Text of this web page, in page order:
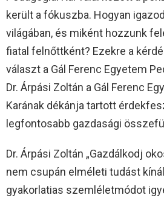
került a fókuszba. Hogyan
világában, és miként hozzunk
fiatal felnőttként? Ezekre a
választ a Gál Ferenc Egyetem
Dr. Árpási Zoltán a Gál Ferenc
Karának dékánja tartott
legfontosabb gazdasági
Dr. Árpási Zoltán „Gazdálkodj
nem csupán elméleti tudást
gyakorlatias szemléletmódot